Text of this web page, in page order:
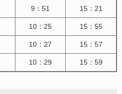
9：51 15：21
10：25 15：55
10：27 15：57
10：29 15：59